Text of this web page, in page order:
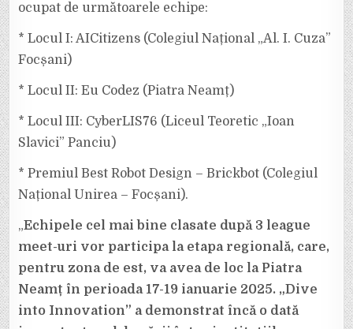
ocupat de următoarele echipe:
* Locul I: AICitizens (Colegiul Național „Al. I. Cuza”
Focșani)
* Locul II: Eu Codez (Piatra Neamț)
* Locul III: CyberLIS76 (Liceul Teoretic „Ioan
Slavici” Panciu)
* Premiul Best Robot Design – Brickbot (Colegiul
Național Unirea – Focșani).
„Echipele cel mai bine clasate după 3 league
meet-uri vor participa la etapa regională, care,
pentru zona de est, va avea de loc la Piatra
Neamț în perioada 17-19 ianuarie 2025. „Dive
into Innovation” a demonstrat încă o dată